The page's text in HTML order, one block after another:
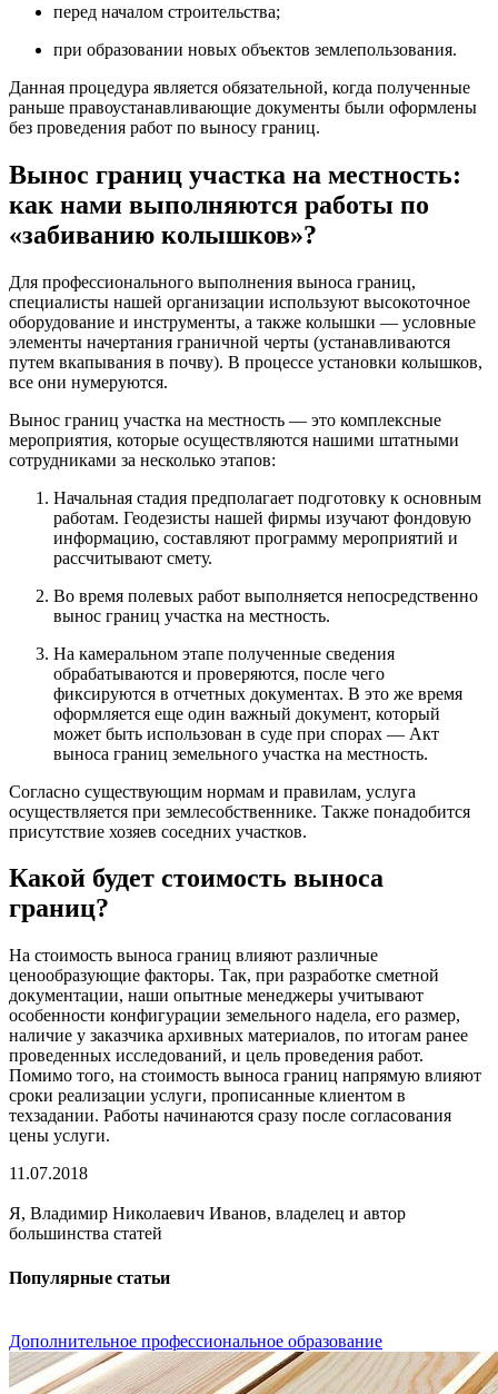
перед началом строительства;
при образовании новых объектов землепользования.
Данная процедура является обязательной, когда полученные
раньше правоустанавливающие документы были оформлены
без проведения работ по выносу границ.
Вынос границ участка на местность:
как нами выполняются работы по
«забиванию колышков»?
Для профессионального выполнения выноса границ,
специалисты нашей организации используют высокоточное
оборудование и инструменты, а также колышки — условные
элементы начертания граничной черты (устанавливаются
путем вкапывания в почву). В процессе установки колышков,
все они нумеруются.
Вынос границ участка на местность — это комплексные
мероприятия, которые осуществляются нашими штатными
сотрудниками за несколько этапов:
Начальная стадия предполагает подготовку к основным
работам. Геодезисты нашей фирмы изучают фондовую
информацию, составляют программу мероприятий и
рассчитывают смету.
Во время полевых работ выполняется непосредственно
вынос границ участка на местность.
На камеральном этапе полученные сведения
обрабатываются и проверяются, после чего
фиксируются в отчетных документах. В это же время
оформляется еще один важный документ, который
может быть использован в суде при спорах — Акт
выноса границ земельного участка на местность.
Согласно существующим нормам и правилам, услуга
осуществляется при землесобственнике. Также понадобится
присутствие хозяев соседних участков.
Какой будет стоимость выноса
границ?
На стоимость выноса границ влияют различные
ценообразующие факторы. Так, при разработке сметной
документации, наши опытные менеджеры учитывают
особенности конфигурации земельного надела, его размер,
наличие у заказчика архивных материалов, по итогам ранее
проведенных исследований, и цель проведения работ.
Помимо того, на стоимость выноса границ напрямую влияют
сроки реализации услуги, прописанные клиентом в
техзадании. Работы начинаются сразу после согласования
цены услуги.
11.07.2018
Я, Владимир Николаевич Иванов, владелец и автор
большинства статей
Популярные статьи
Дополнительное профессиональное образование